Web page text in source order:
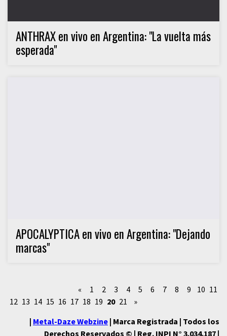
ANTHRAX en vivo en Argentina: "La vuelta más
esperada"
APOCALYPTICA en vivo en Argentina: "Dejando
marcas"
« 1 2 3 4 5 6 7 8 9 10 11
12 13 14 15 16 17 18 19 20 21
»
| Metal-Daze Webzine | Marca Registrada | Todos los
Derechos Reservados © | Reg. INPI N° 3.034.187 |